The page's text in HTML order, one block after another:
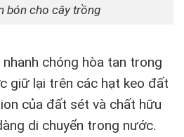
bón cho cây trồng
chóng hòa tan trong
giữ lại trên các hạt keo đất
của đất sét và chất hữu
di chuyển trong nước.